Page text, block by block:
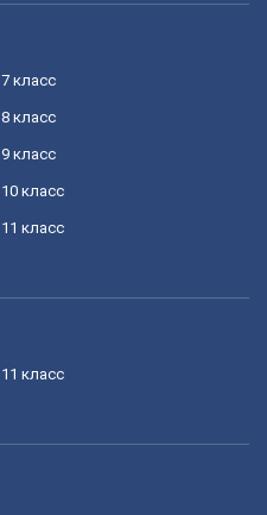
7 класс
8 класс
9 класс
10 класс
11 класс
11 класс